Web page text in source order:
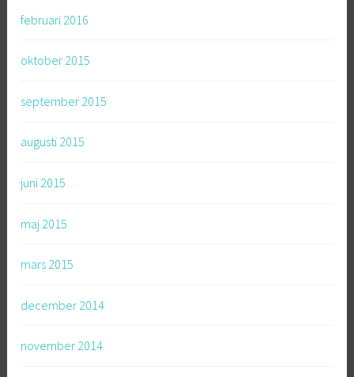
februari 2016
oktober 2015
september 2015
augusti 2015
juni 2015
maj 2015
mars 2015
december 2014
november 2014